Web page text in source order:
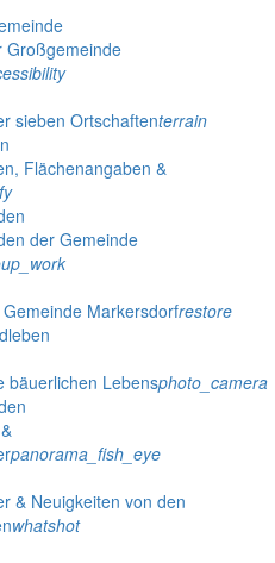
Großgemeinde
sieben Ortschaftenterrain
Flächenangaben &
der Gemeinde
Markersdorfrestore
bäuerlichen Lebensphoto_camera
panorama_fish_eye
& Neuigkeiten von den
whatshot